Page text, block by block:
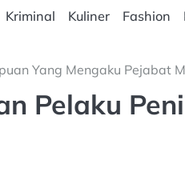
Kriminal Kuliner Fashion
Yang Mengaku Pejabat
Pelaku